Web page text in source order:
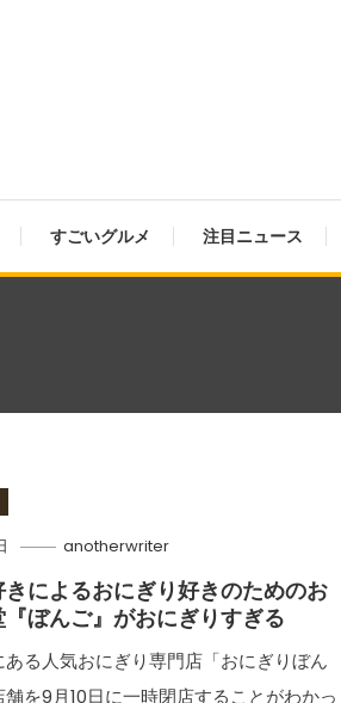
すごいグルメ 注目ニュース
anotherwriter
きによるおにぎり好きのためのお
『ぼんご』がおにぎりすぎる
る人気おにぎり専門店「おにぎりぼん
舗を9月10日に一時閉店することがわかっ